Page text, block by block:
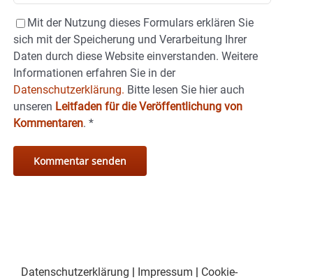
Mit der Nutzung dieses Formulars erklären Sie
sich mit der Speicherung und Verarbeitung Ihrer
Daten durch diese Website einverstanden. Weitere
Informationen erfahren Sie in der
Datenschutzerklärung. Bitte lesen Sie hier auch
unseren Leitfaden für die Veröffentlichung von
Kommentaren. *
Datenschutzerklärung Impressum
Cookie-